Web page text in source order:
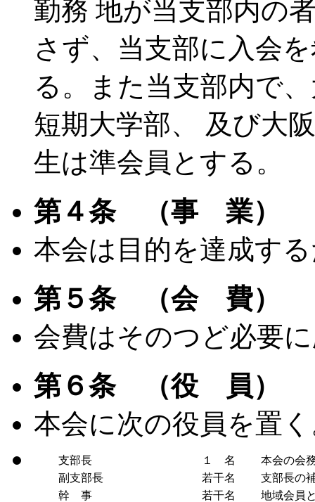
勤務 地が当支部内の
さず、当支部に入会
る。また当支部内で
短期大学部、 及び大
生は準会員とする。
第４条 （事 業）
本会は目的を達成す
第５条 （会 費）
会費はそのつど必要
第６条 （役 員）
本会に次の役員を置
支部長 １ 名
本会の会務
副支部長
若干名
支部長の補
幹 事
若干名
地域会員と